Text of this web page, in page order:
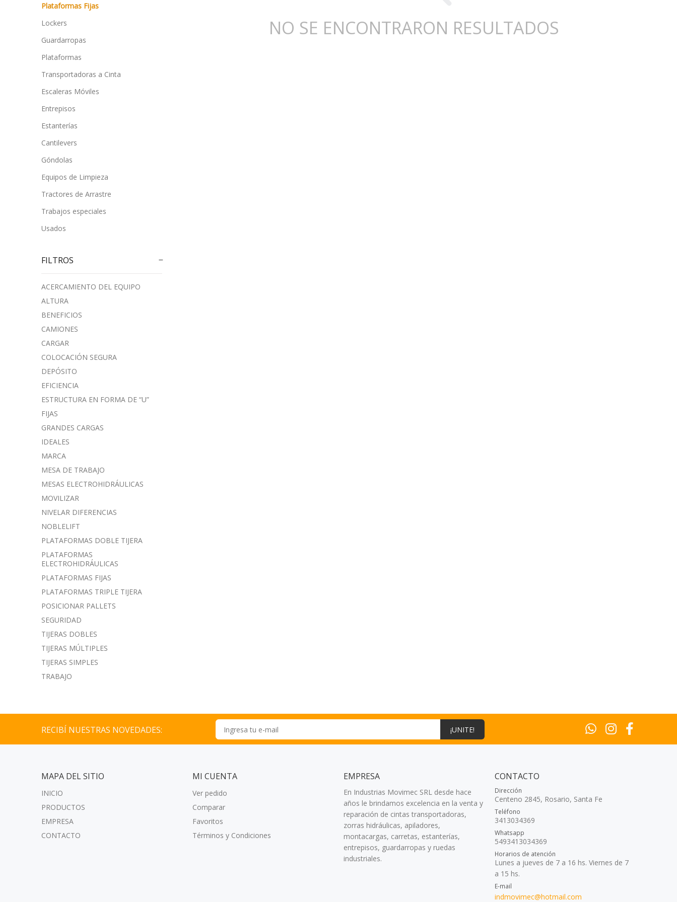
Plataformas Fijas
Lockers
Guardarropas
Plataformas
Transportadoras a Cinta
Escaleras Móviles
Entrepisos
Estanterías
Cantilevers
Góndolas
Equipos de Limpieza
Tractores de Arrastre
Trabajos especiales
Usados
FILTROS
ACERCAMIENTO DEL EQUIPO
ALTURA
BENEFICIOS
CAMIONES
CARGAR
COLOCACIÓN SEGURA
DEPÓSITO
EFICIENCIA
ESTRUCTURA EN FORMA DE “U”
FIJAS
GRANDES CARGAS
IDEALES
MARCA
MESA DE TRABAJO
MESAS ELECTROHIDRÁULICAS
MOVILIZAR
NIVELAR DIFERENCIAS
NOBLELIFT
PLATAFORMAS DOBLE TIJERA
PLATAFORMAS
ELECTROHIDRÁULICAS
PLATAFORMAS FIJAS
PLATAFORMAS TRIPLE TIJERA
POSICIONAR PALLETS
SEGURIDAD
TIJERAS DOBLES
TIJERAS MÚLTIPLES
TIJERAS SIMPLES
TRABAJO
NO SE ENCONTRARON RESULTADOS
RECIBÍ NUESTRAS NOVEDADES: ¡UNITE!
MAPA DEL SITIO
INICIO
PRODUCTOS
EMPRESA
CONTACTO
MI CUENTA
Ver pedido
Comparar
Favoritos
Términos y Condiciones
EMPRESA
En Industrias Movimec SRL desde hace
años le brindamos excelencia en la venta y
reparación de cintas transportadoras,
zorras hidráulicas, apiladores,
montacargas, carretas, estanterías,
entrepisos, guardarropas y ruedas
industriales.
CONTACTO
Dirección
Centeno 2845, Rosario, Santa Fe
Teléfono
3413034369
Whatsapp
5493413034369
Horarios de atención
Lunes a jueves de 7 a 16 hs. Viernes de 7
a 15 hs.
E-mail
indmovimec@hotmail.com